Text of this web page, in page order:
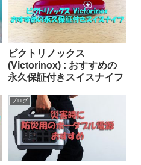
ビクトリノックス
(Victorinox) : おすすめの
永久保証付きスイスナイフ
ブログ